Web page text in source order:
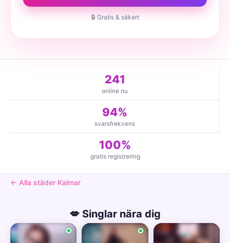
🔒 Gratis & säkert
241
online nu
94%
svarsfrekvens
100%
gratis registrering
← Alla städer Kalmar
💋 Singlar nära dig